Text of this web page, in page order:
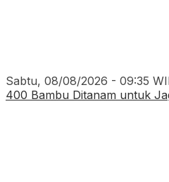
Sabtu, 08/08/2026 - 09:35
400 Bambu Ditanam untuk